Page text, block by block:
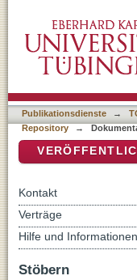
Publikationsdienste →
Repository
→
Kontakt
Verträge
Hilfe und Informationen
Stöbern